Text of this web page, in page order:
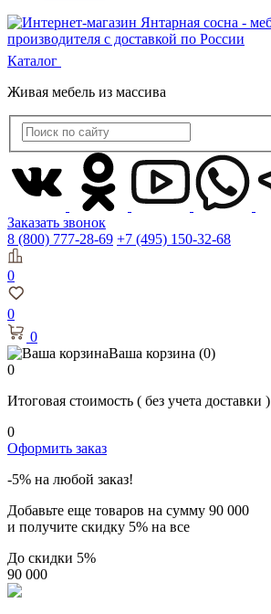
Каталог
Живая мебель из массива
Заказать звонок
8 (800) 777-28-69 +7 (495) 150-32-68
0
0
0
Ваша корзина (0)
0
Итоговая стоимость ( без учета доставки )
0
Оформить заказ
-5% на любой заказ!
Добавьте еще товаров на сумму 90 000
и получите скидку 5% на все
До скидки 5%
90 000